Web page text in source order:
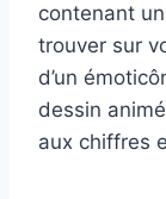
contenant
trouver sur
d’un
dessin
aux chiffres